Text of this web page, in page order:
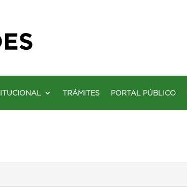
TRÁMITES PORTAL PÚBLICO